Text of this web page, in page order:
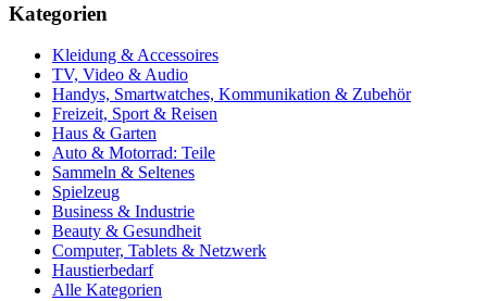
Kategorien
Kleidung & Accessoires
TV, Video & Audio
Handys, Smartwatches, Kommunikation & Zubehör
Freizeit, Sport & Reisen
Haus & Garten
Auto & Motorrad: Teile
Sammeln & Seltenes
Spielzeug
Business & Industrie
Beauty & Gesundheit
Computer, Tablets & Netzwerk
Haustierbedarf
Alle Kategorien